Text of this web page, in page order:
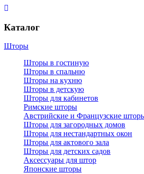
Каталог
Шторы
Шторы в гостиную
Шторы в спальню
Шторы на кухню
Шторы в детскую
Шторы для кабинетов
Римские шторы
Австрийские и Французские
Шторы для загородных домов
Шторы для нестандартных окон
Шторы для актового зала
Шторы для детских садов
Аксессуары для штор
Японские шторы